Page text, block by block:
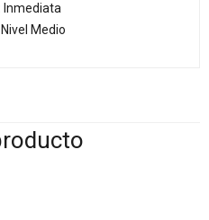
Inmediata
Nivel Medio